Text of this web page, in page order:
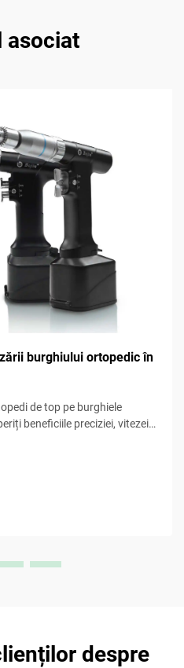
asociat
burghiului ortopedic în
de top pe burghiele
beneficiile preciziei, vitezei,
despre